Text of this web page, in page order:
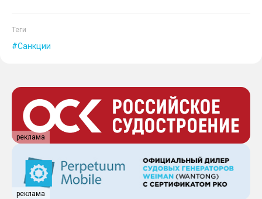
Теги
Санкции
реклама
реклама